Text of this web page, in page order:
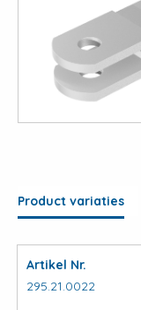
Product variaties
Artikel Nr.
295.21.0022